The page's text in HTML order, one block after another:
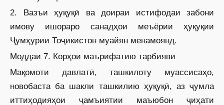
2. Вазъи ҳуқуқӣ ва доираи истифодаи забони
имову ишораро санадҳои меъёрии ҳуқуқии
Ҷумҳурии Тоҷикистон муайян менамоянд.
Моддаи 7. Корҳои маърифатию тарбиявӣ
Мақомоти давлатӣ, ташкилоту муассисаҳо,
новобаста ба шакли ташкилию ҳуқуқӣ, аз ҷумла
иттиҳодияҳои ҷамъиятии маъюбон ҷиҳати